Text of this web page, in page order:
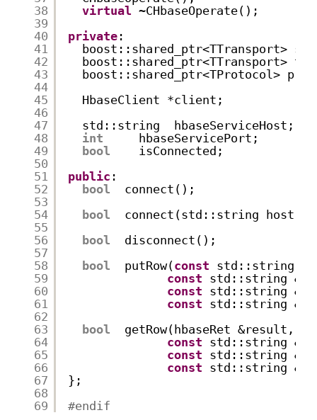
38
39
40
41
42
43
44
45
46
47
48
49
50
51
52
53
54
55
56
57
58
59
60
61
62
63
64
65
66
67
68
69
virtual ~CHbaseOperate();
private :
boost::shared_ptr<TTransport>
boost::shared_ptr<TTransport>
boost::shared_ptr<TProtocol>
HbaseClient *client;
std::string  hbaseServiceHost;
int
hbaseServicePort;
bool
isConnected;
public :
bool
connect();
bool
connect(std::string host,
bool
disconnect();
bool
putRow(const std::string
const std::string
const std::string
const std::string
bool
getRow(hbaseRet &result,
const std::string
const std::string
const std::string
};
#endif